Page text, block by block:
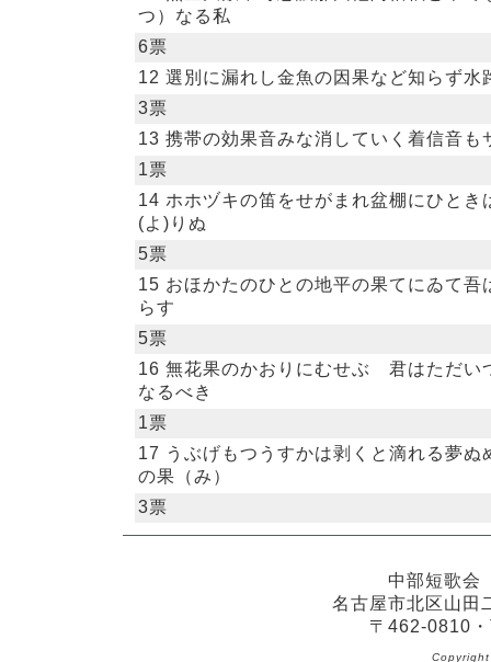
つ）なる私
6票
12 選別に漏れし金魚の因果など知らず水
3票
13 携帯の効果音みな消していく着信音も
1票
14 ホホヅキの笛をせがまれ盆棚にひとき
(よ)りぬ
5票
15 おほかたのひとの地平の果てにゐて吾
らす
5票
16 無花果のかおりにむせぶ 君はただい
なるべき
1票
17 うぶげもつうすかは剥くと滴れる夢ぬ
の果（み）
3票
中部短歌会
名古屋市北区山
〒462-0810